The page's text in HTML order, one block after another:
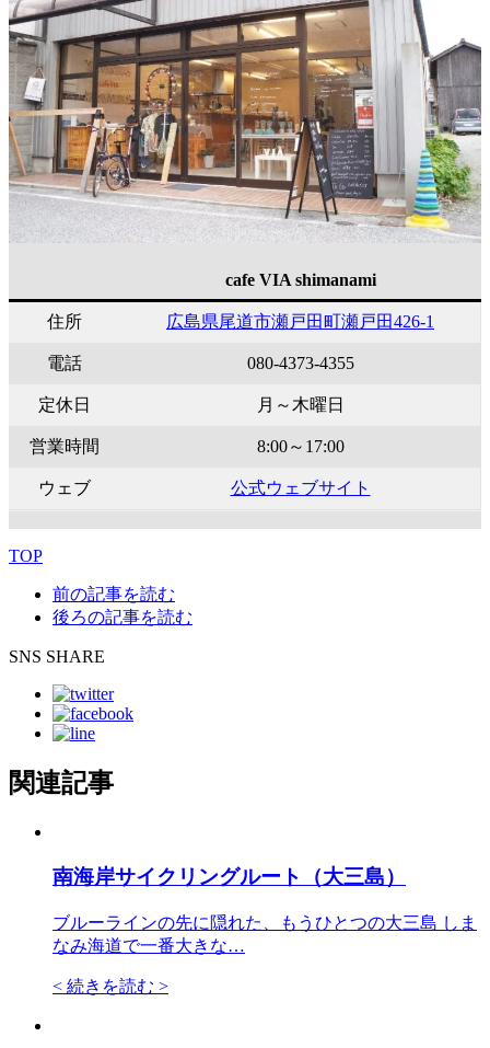
cafe VIA shimanami
住所 広島県尾道市瀬戸田町瀬戸田426-1
電話 080-4373-4355
定休日 月～木曜日
営業時間 8:00～17:00
ウェブ 公式ウェブサイト
TOP
前の記事を読む
後ろの記事を読む
SNS SHARE
関連記事
南海岸サイクリングルート（大三島）
ブルーラインの先に隠れた、もうひとつの大三島 しま
なみ海道で一番大きな…
< 続きを読む >